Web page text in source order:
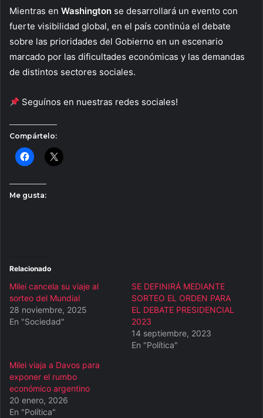
Mientras en Washington se desarrollará un evento con
fuerte visibilidad global, en el país continúa el debate
sobre las prioridades del Gobierno en un escenario
marcado por las dificultades económicas y las demandas
de distintos sectores sociales.
Seguínos en nuestras redes sociales!
Compártelo:
Me gusta:
Relacionado
Milei cancela su viaje al
sorteo del Mundial
28 noviembre, 2025
En "Sociedad"
SE DEFINIRÁ MEDIANTE
SORTEO EL ORDEN PARA
EL DEBATE PRESIDENCIAL
2023
14 septiembre, 2023
En "Política"
Milei viaja a Davos para
exponer el rumbo
económico argentino
20 enero, 2026
En "Política"